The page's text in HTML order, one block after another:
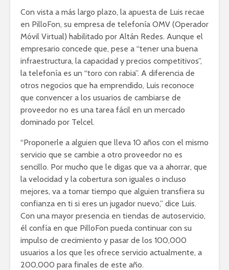
Con vista a más largo plazo, la apuesta de Luis recae
en PilloFon, su empresa de telefonía OMV (Operador
Móvil Virtual) habilitado por Altán Redes. Aunque el
empresario concede que, pese a “tener una buena
infraestructura, la capacidad y precios competitivos”,
la telefonía es un “toro con rabia”. A diferencia de
otros negocios que ha emprendido, Luis reconoce
que convencer a los usuarios de cambiarse de
proveedor no es una tarea fácil en un mercado
dominado por Telcel.
“Proponerle a alguien que lleva 10 años con el mismo
servicio que se cambie a otro proveedor no es
sencillo. Por mucho que le digas que va a ahorrar, que
la velocidad y la cobertura son iguales o incluso
mejores, va a tomar tiempo que alguien transfiera su
confianza en ti si eres un jugador nuevo,” dice Luis.
Con una mayor presencia en tiendas de autoservicio,
él confía en que PilloFon pueda continuar con su
impulso de crecimiento y pasar de los 100,000
usuarios a los que les ofrece servicio actualmente, a
200,000 para finales de este año.